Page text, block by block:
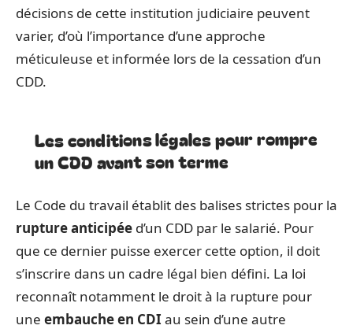
décisions de cette institution judiciaire peuvent
varier, d’où l’importance d’une approche
méticuleuse et informée lors de la cessation d’un
CDD.
Les conditions légales pour rompre
un CDD avant son terme
Le Code du travail établit des balises strictes pour la
rupture anticipée d’un CDD par le salarié. Pour
que ce dernier puisse exercer cette option, il doit
s’inscrire dans un cadre légal bien défini. La loi
reconnaît notamment le droit à la rupture pour
une embauche en CDI au sein d’une autre